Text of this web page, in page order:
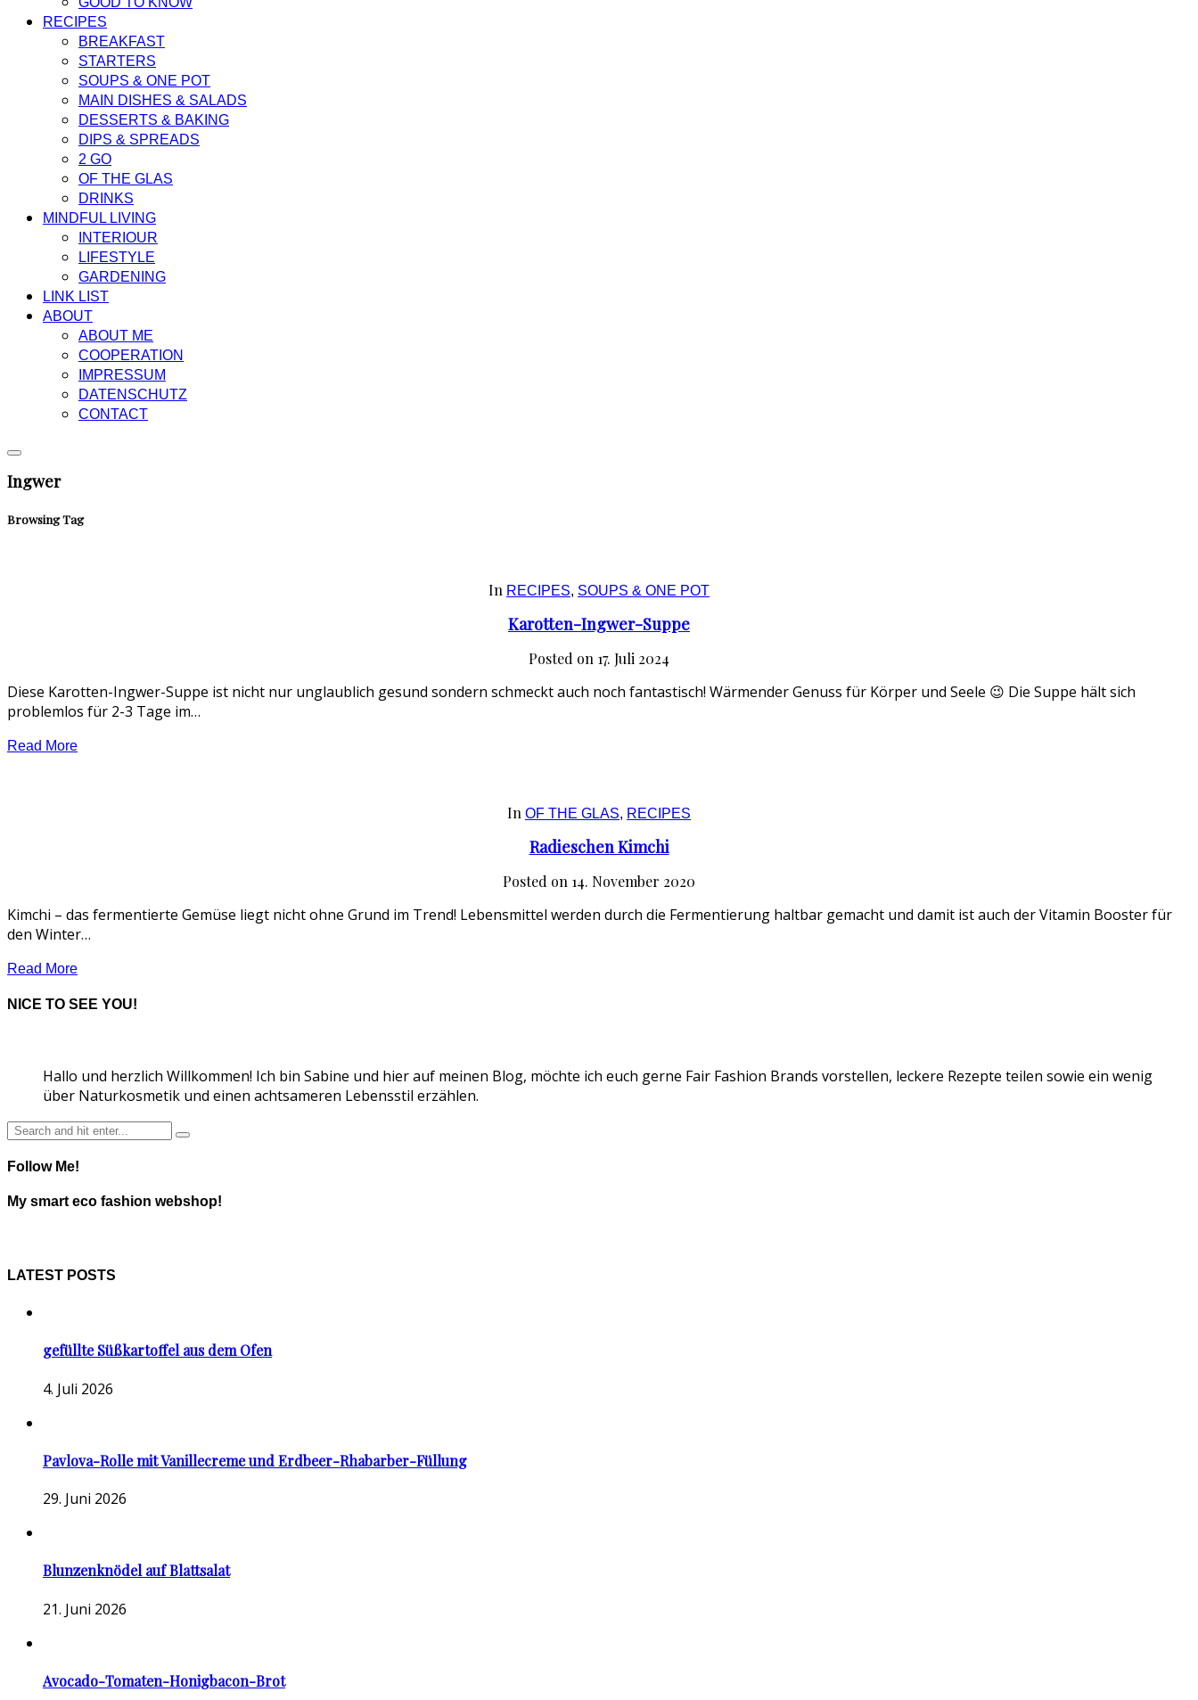
RECIPES
BREAKFAST
STARTERS
SOUPS & ONE POT
MAIN DISHES & SALADS
DESSERTS & BAKING
DIPS & SPREADS
2 GO
OF THE GLAS
DRINKS
MINDFUL LIVING
INTERIOUR
LIFESTYLE
GARDENING
LINK LIST
ABOUT
ABOUT ME
COOPERATION
IMPRESSUM
DATENSCHUTZ
CONTACT
Ingwer
Browsing Tag
In RECIPES, SOUPS & ONE POT
Karotten-Ingwer-Suppe
Posted on 17. Juli 2024
Diese Karotten-Ingwer-Suppe ist nicht nur unglaublich gesund sondern schmeckt auch noch fantastisch! Wärmender Genuss für Körper und Seele 😉 Die Suppe hält sich
problemlos für 2-3 Tage im…
Read More
In OF THE GLAS, RECIPES
Radieschen Kimchi
Posted on 14. November 2020
Kimchi – das fermentierte Gemüse liegt nicht ohne Grund im Trend! Lebensmittel werden durch die Fermentierung haltbar gemacht und damit ist auch der Vitamin Booster für
den Winter…
Read More
NICE TO SEE YOU!
Hallo und herzlich Willkommen! Ich bin Sabine und hier auf meinen Blog, möchte ich euch gerne Fair Fashion Brands vorstellen, leckere Rezepte teilen sowie ein wenig
über Naturkosmetik und einen achtsameren Lebensstil erzählen.
Follow Me!
My smart eco fashion webshop!
LATEST POSTS
gefüllte Süßkartoffel aus dem Ofen
4. Juli 2026
Pavlova-Rolle mit Vanillecreme und Erdbeer-Rhabarber-Füllung
29. Juni 2026
Blunzenknödel auf Blattsalat
21. Juni 2026
Avocado-Tomaten-Honigbacon-Brot